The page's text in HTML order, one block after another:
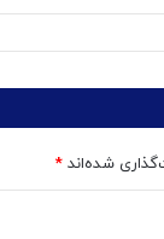
شده‌اند *